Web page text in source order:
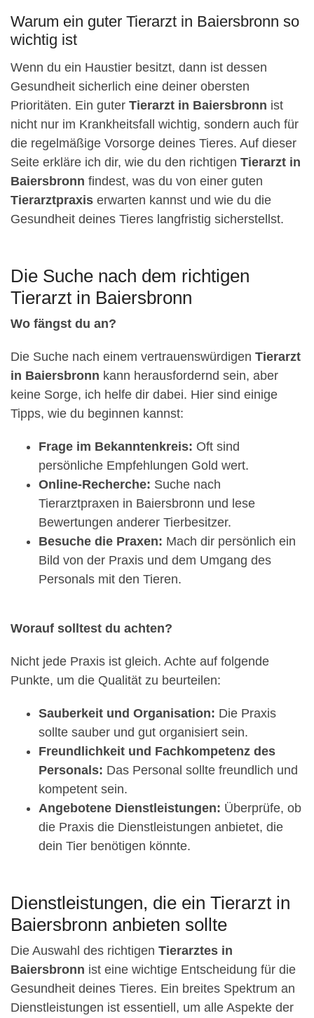
Warum ein guter Tierarzt in Baiersbronn so
wichtig ist
Wenn du ein Haustier besitzt, dann ist dessen
Gesundheit sicherlich eine deiner obersten
Prioritäten. Ein guter Tierarzt in Baiersbronn ist
nicht nur im Krankheitsfall wichtig, sondern auch für
die regelmäßige Vorsorge deines Tieres. Auf dieser
Seite erkläre ich dir, wie du den richtigen Tierarzt in
Baiersbronn findest, was du von einer guten
Tierarztpraxis erwarten kannst und wie du die
Gesundheit deines Tieres langfristig sicherstellst.
Die Suche nach dem richtigen
Tierarzt in Baiersbronn
Wo fängst du an?
Die Suche nach einem vertrauenswürdigen Tierarzt
in Baiersbronn kann herausfordernd sein, aber
keine Sorge, ich helfe dir dabei. Hier sind einige
Tipps, wie du beginnen kannst:
Frage im Bekanntenkreis: Oft sind
persönliche Empfehlungen Gold wert.
Online-Recherche: Suche nach
Tierarztpraxen in Baiersbronn und lese
Bewertungen anderer Tierbesitzer.
Besuche die Praxen: Mach dir persönlich ein
Bild von der Praxis und dem Umgang des
Personals mit den Tieren.
Worauf solltest du achten?
Nicht jede Praxis ist gleich. Achte auf folgende
Punkte, um die Qualität zu beurteilen:
Sauberkeit und Organisation: Die Praxis
sollte sauber und gut organisiert sein.
Freundlichkeit und Fachkompetenz des
Personals: Das Personal sollte freundlich und
kompetent sein.
Angebotene Dienstleistungen: Überprüfe, ob
die Praxis die Dienstleistungen anbietet, die
dein Tier benötigen könnte.
Dienstleistungen, die ein Tierarzt in
Baiersbronn anbieten sollte
Die Auswahl des richtigen Tierarztes in
Baiersbronn ist eine wichtige Entscheidung für die
Gesundheit deines Tieres. Ein breites Spektrum an
Dienstleistungen ist essentiell, um alle Aspekte der